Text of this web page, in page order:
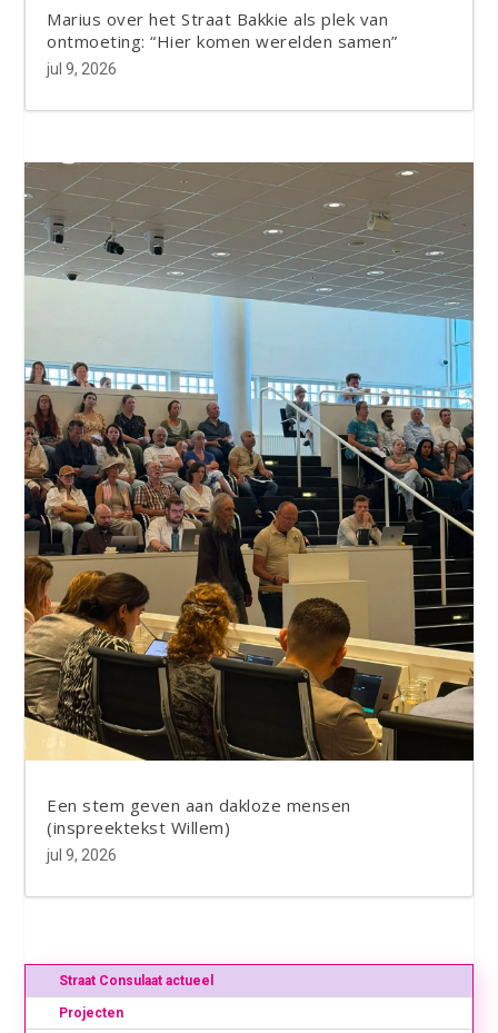
Marius over het Straat Bakkie als plek van
ontmoeting: “Hier komen werelden samen”
jul 9, 2026
Een stem geven aan dakloze mensen
(inspreektekst Willem)
jul 9, 2026
Straat Consulaat actueel
Projecten